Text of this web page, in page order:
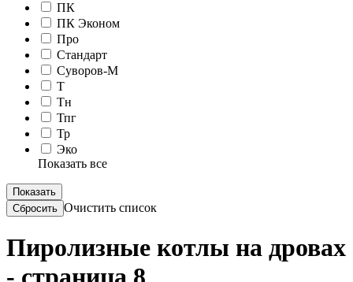
ПК
ПК Эконом
Про
Стандарт
Суворов-М
Т
Тн
Тпг
Тр
Эко
Показать все
Очистить список
Пиролизные котлы на дровах